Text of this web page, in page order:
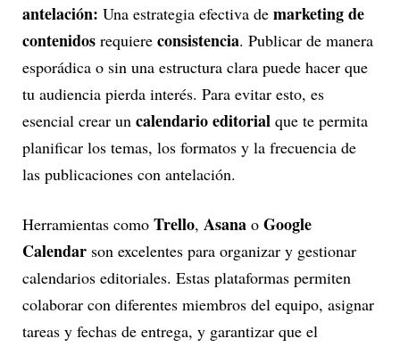
antelación: Una estrategia efectiva de marketing de
contenidos requiere consistencia. Publicar de manera
esporádica o sin una estructura clara puede hacer que
tu audiencia pierda interés. Para evitar esto, es
esencial crear un calendario editorial que te permita
planificar los temas, los formatos y la frecuencia de
las publicaciones con antelación.
Herramientas como Trello, Asana o Google
Calendar son excelentes para organizar y gestionar
calendarios editoriales. Estas plataformas permiten
colaborar con diferentes miembros del equipo, asignar
tareas y fechas de entrega, y garantizar que el